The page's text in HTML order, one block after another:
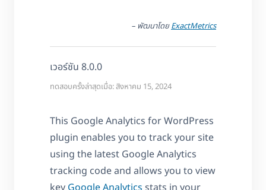
– พัฒนาโดยExactMetrics
เวอร์ชัน 8.0.0
ทดสอบครั้งล่าสุดเมื่อ: สิงหาคม 15, 2024
This Google Analytics for WordPress
plugin enables you to track your site
using the latest Google Analytics
tracking code and allows you to view